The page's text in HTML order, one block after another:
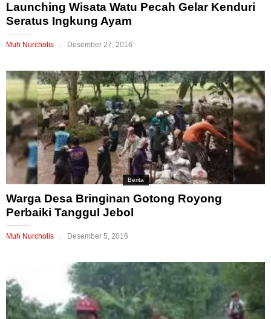
Launching Wisata Watu Pecah Gelar Kenduri
Seratus Ingkung Ayam
Muh Nurcholis Desember 27, 2016
Berita
Warga Desa Bringinan Gotong Royong
Perbaiki Tanggul Jebol
Muh Nurcholis Desember 5, 2016